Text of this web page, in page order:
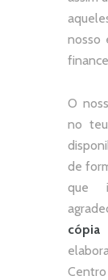
nosso
O
no
de
que
cópia